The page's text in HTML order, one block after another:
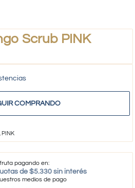
Scrub PINK
COMPRANDO
, PINK
pagando en:
de $5.330 sin interés
medios de pago